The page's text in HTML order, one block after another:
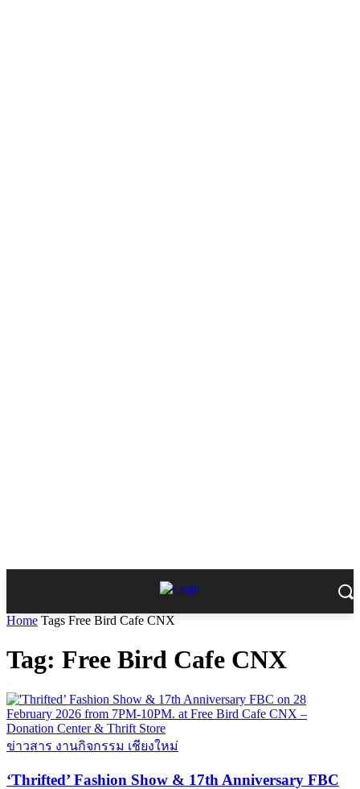
Home Tags Free Bird Cafe CNX
Tag: Free Bird Cafe CNX
ข่าวสาร งานกิจกรรม เชียงใหม่
‘Thrifted’ Fashion Show & 17th Anniversary FBC